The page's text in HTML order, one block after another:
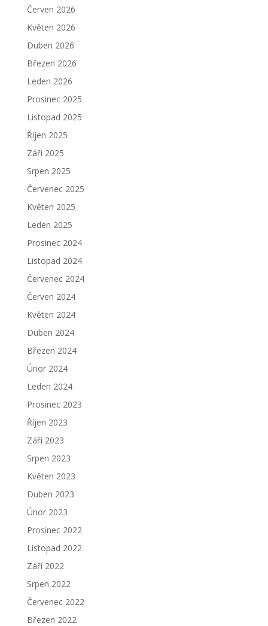
Červen 2026
Květen 2026
Duben 2026
Březen 2026
Leden 2026
Prosinec 2025
Listopad 2025
Říjen 2025
Září 2025
Srpen 2025
Červenec 2025
Květen 2025
Leden 2025
Prosinec 2024
Listopad 2024
Červenec 2024
Červen 2024
Květen 2024
Duben 2024
Březen 2024
Únor 2024
Leden 2024
Prosinec 2023
Říjen 2023
Září 2023
Srpen 2023
Květen 2023
Duben 2023
Únor 2023
Prosinec 2022
Listopad 2022
Září 2022
Srpen 2022
Červenec 2022
Březen 2022